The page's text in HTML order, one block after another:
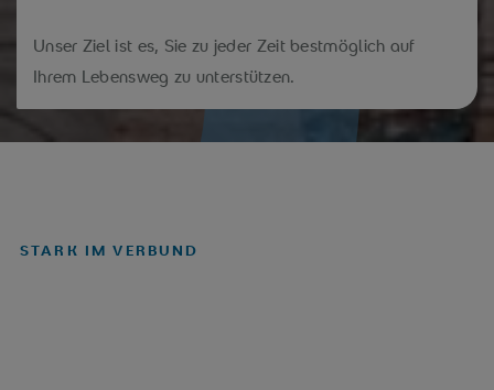
Unser Ziel ist es, Sie zu jeder Zeit bestmöglich auf
Ihrem Lebensweg zu unterstützen.
STARK IM VERBUND